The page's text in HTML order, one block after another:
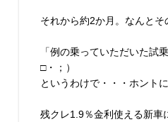
それから約2か月。なんとそ
「例の乗っていただいた試
□・；）
というわけで・・・ホント
残クレ1.9％金利使える新車